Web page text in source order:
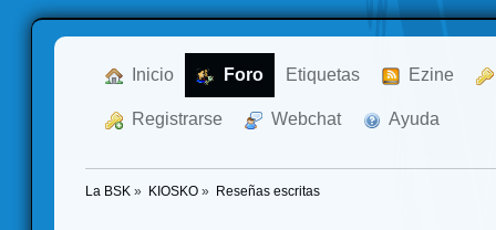
Inicio Foro Etiquetas Ezine
Registrarse Webchat Ayuda
La BSK » KIOSKO» Reseñas escritas